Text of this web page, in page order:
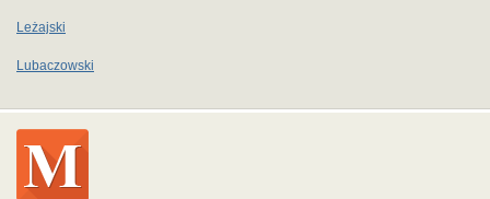
Leżajski
Lubaczowski